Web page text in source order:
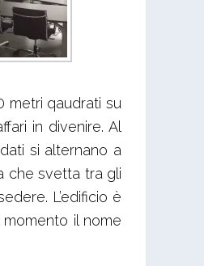
metri qaudrati su
in divenire. Al
si alternano a
che svetta tra gli
L’edificio è
il nome